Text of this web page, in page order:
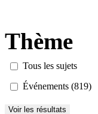
Thème
Tous les sujets
Événements (819)